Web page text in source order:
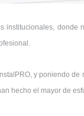
institucionales, donde
y poniendo
hecho el mayor de